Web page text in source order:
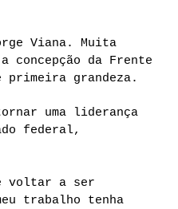
Viana. Muita
concepção da Frente
primeira grandeza.
uma liderança
federal,
e voltar a ser
trabalho tenha